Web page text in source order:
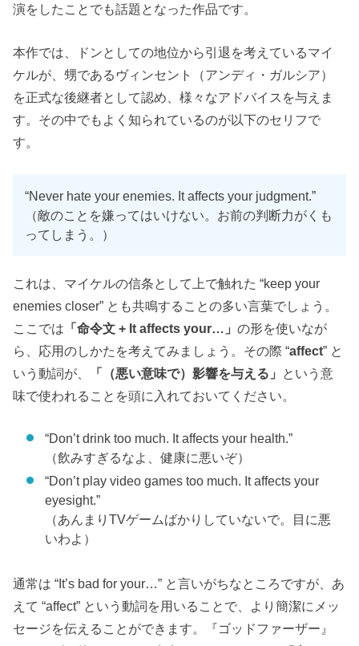
演をしたことでも話題となった作品です。
本作では、ドンとしての地位から引退を考えているマイ
ケルが、甥であるヴィンセント（アンディ・ガルシア）
を正式な後継者として認め、様々なアドバイスを与えま
す。その中でもよく知られているのが以下のセリフで
す。
“Never hate your enemies. It affects your judgment.”
（敵のことを嫌ってはいけない。お前の判断力がくも
ってしまう。）
これは、マイケルの信条として上で触れた “keep your
enemies closer” とも共鳴することの多い言葉でしょう。
ここでは 「命令文 + It affects your…」の形を使いなが
ら、応用のしかたを考えてみましょう。その際 “affect” と
いう動詞が、
「（悪い意味で）影響を与える」 という意
味で使われることを頭に入れておいてください。
“Don’t drink too much. It affects your health.”
（飲みすぎるなよ、健康に悪いぞ）
“Don’t play video games too much. It affects your
eyesight.”
（あんまりTVゲームばかりしていないで。目に悪
いわよ）
通常は “It’s bad for your…” と言いがちなところですが、あ
えて “affect” という動詞を用いることで、より簡潔にメッ
セージを伝えることができます。『ゴッドファーザー』